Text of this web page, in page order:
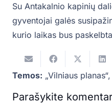
Su Antakalnio kapinių
gyventojai galės
kurio laikas bus
Temos: „Vilniaus planas“,
Parašykite